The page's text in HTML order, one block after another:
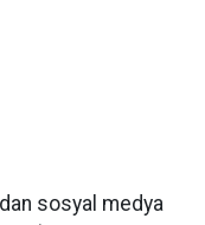
sosyal medya